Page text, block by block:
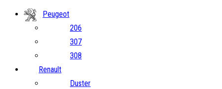
Peugeot
206
307
308
Renault
Duster